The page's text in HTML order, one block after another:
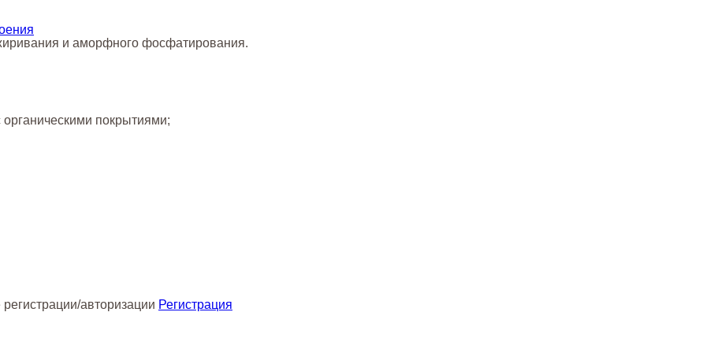
и аморфного фосфатирования.
покрытиями;
авторизации Регистрация